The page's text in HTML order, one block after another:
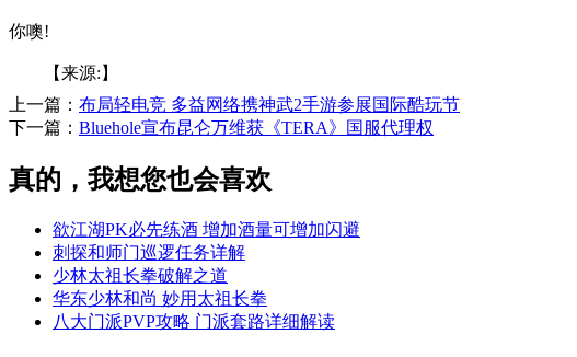
你噢!
【来源:】
上一篇： 布局轻电竞 多益网络携神武2手游参展国际酷玩节
下一篇： Bluehole宣布昆仑万维获《TERA》国服代理权
真的，我想您也会喜欢
欲江湖PK必先练酒 增加酒量可增加闪避
刺探和师门巡逻任务详解
少林太祖长拳破解之道
华东少林和尚 妙用太祖长拳
八大门派PVP攻略 门派套路详细解读